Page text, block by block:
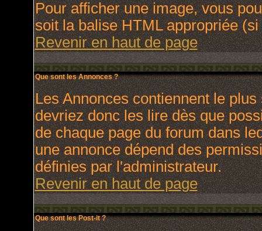
Pour afficher une image, vous
soit la balise HTML appropriée
Revenir en haut de page
Que sont les Annonces ?
Les Annonces contiennent le
devriez donc les lire dès que
de chaque page du forum dans
une annonce dépend des
définies par l'administrateur.
Revenir en haut de page
Que sont les Post-it ?